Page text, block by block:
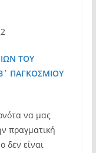
ΤΟΥ
ΠΑΓΚΟΣΜΙΟΥ
να μας
πραγματική
δεν είναι